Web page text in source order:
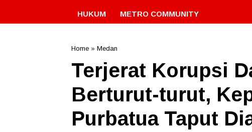
HUKUM METRO COMMUNITY
Home » Medan
Terjerat Korupsi
Berturut-turut,
Purbatua Taput